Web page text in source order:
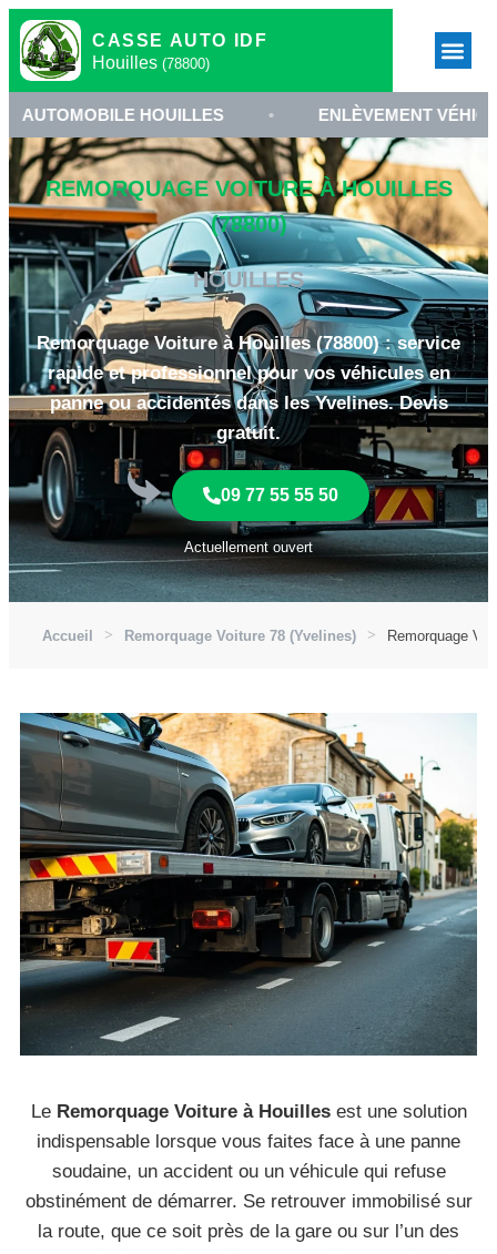
CASSE AUTO IDF
Houilles (78800)
HOUILLES • ENLÈVEMENT VÉHICULE 78800
REMORQUAGE VOITURE À HOUILLES
(78800)
HOUILLES
Remorquage Voiture à Houilles (78800) : service
rapide et professionnel pour vos véhicules en
panne ou accidentés dans les Yvelines. Devis
gratuit.
09 77 55 55 50
Actuellement ouvert
Accueil Remorquage Voiture 78 (Yvelines) Remorquage
Le Remorquage Voiture à Houillesest une solution
indispensable lorsque vous faites face à une panne
soudaine, un accident ou un véhicule qui refuse
obstinément de démarrer. Se retrouver immobilisé sur
la route, que ce soit près de la gare ou sur l’un des